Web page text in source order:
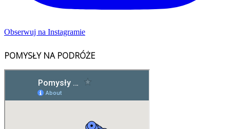
Obserwuj na Instagramie
POMYSŁY NA PODRÓŻE